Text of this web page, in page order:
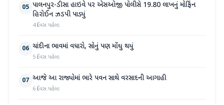
05 પાલનપુર-ડીસા હાઇવે પર એસઓજી પોલીસે 19.80 લાખનું મોર્ફિન
હિરોઈન ઝડપી પાડ્યું
4 દિવસ પહેલા
06 ચાંદીના ભાવમાં વધારો, સોનું પણ મોંઘુ થયું
5 દિવસ પહેલા
07 આજે આ રાજ્યોમાં ભારે પવન સાથે વરસાદની આગાહી
6 દિવસ પહેલા